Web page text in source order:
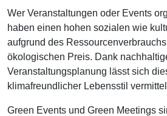
Wer Veranstaltungen oder Events
haben einen hohen sozialen wie
aufgrund des
ökologischen Preis. Dank
Veranstaltungsplanung lässt sich
klimafreundlicher Lebensstil
Green Events und Green Meetings